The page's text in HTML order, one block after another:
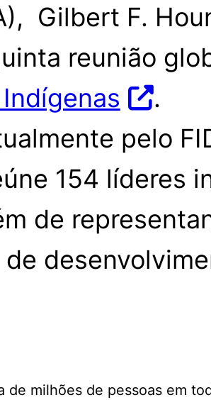
Gilbert F.
reunião
.
pelo
154 líderes
de
de milhões de pessoas em